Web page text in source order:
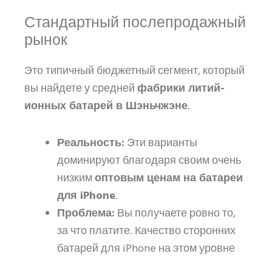
Стандартный послепродажный
рынок
Это типичный бюджетный сегмент, который
вы найдете у среднейфабрики литий-
ионных батарей в Шэньчжэне.
Реальность: Эти варианты
доминируют благодаря своим очень
низкимоптовым ценам на батареи
для iPhone.
Проблема: Вы получаете ровно то,
за что платите. Качество сторонних
батарей для iPhone на этом уровне